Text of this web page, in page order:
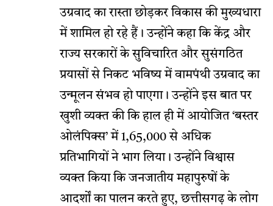
उग्रवाद का रास्ता छोड़कर विकास की मुख्यधारा
में शामिल हो रहे हैं। उन्होंने कहा कि केंद्र और
राज्य सरकारों के सुविचारित और सुसंगठित
प्रयासों से निकट भविष्य में वामपंथी उग्रवाद का
उन्मूलन संभव हो पाएगा। उन्होंने इस बात पर
खुशी व्यक्त की कि हाल ही में आयोजित ‘बस्तर
ओलंपिक्स’ में 1,65,000 से अधिक
प्रतिभागियों ने भाग लिया। उन्होंने विश्वास
व्यक्त किया कि जनजातीय महापुरुषों के
आदर्शों का पालन करते हुए, छत्तीसगढ़ के लोग